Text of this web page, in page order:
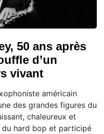
50 ans après
d’un
vivant
américain
des grandes figures du
chaleureux et
du hard bop et participé